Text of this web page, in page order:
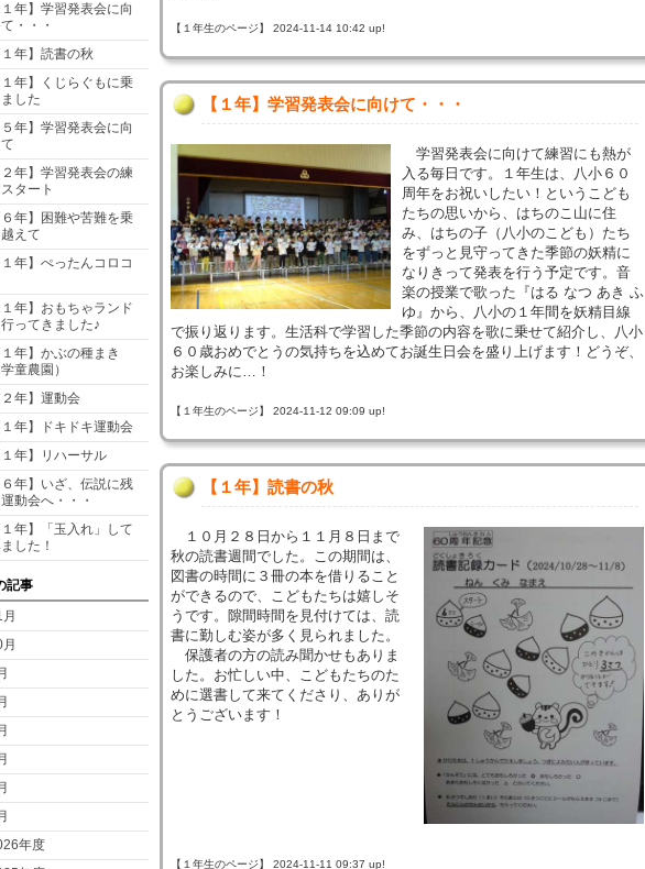
１年】学習発表会に向
・・・
１年】読書の秋
１年】くじらぐもに乗
ました
５年】学習発表会に向
２年】学習発表会の練
タート
６年】困難や苦難を乗
越えて
１年】ぺったんコロコ
１年】おもちゃランド
ってきました♪
１年】かぶの種まき
学童農園）
２年】運動会
１年】ドキドキ運動会
１年】リハーサル
６年】いざ、伝説に残
動会へ・・・
１年】「玉入れ」して
した！
記事
年度
【１年生のページ】 2024-11-14 10:42 up!
【１年】学習発表会に向けて・・・
学習発表会に向けて練習にも熱が
入る毎日です。１年生は、八小６０
周年をお祝いしたい！というこども
たちの思いから、はちのこ山に住
み、はちの子（八小のこども）たち
をずっと見守ってきた季節の妖精に
なりきって発表を行う予定です。音
楽の授業で歌った『はる なつ あき ふ
ゆ』から、八小の１年間を妖精目線
で振り返ります。生活科で学習した季節の内容を歌に乗せて紹介し、八小
６０歳おめでとうの気持ちを込めてお誕生日会を盛り上げます！どうぞ、
お楽しみに…！
【１年生のページ】 2024-11-12 09:09 up!
【１年】読書の秋
１０月２８日から１１月８日まで
秋の読書週間でした。この期間は、
図書の時間に３冊の本を借りること
ができるので、こどもたちは嬉しそ
うです。隙間時間を見付けては、読
書に勤しむ姿が多く見られました。
保護者の方の読み聞かせもありま
した。お忙しい中、こどもたちのた
めに選書して来てくださり、ありが
とうございます！
【１年生のページ】 2024-11-11 09:37 up!